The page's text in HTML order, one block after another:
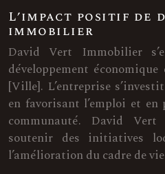
L’impact positif de
immobilier
David Vert Immobilier
développement
[Ville]. L’entreprise
en favorisant l’emploi et
communauté. David Vert
soutenir des initiatives
l’amélioration du cadre de